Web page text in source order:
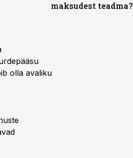
maksudest teadma?
olla avaliku